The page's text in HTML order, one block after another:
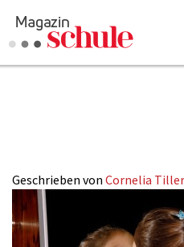
Mediadaten
Kontakt
Impressum
Anmelden
Geschrieben von Cornelia